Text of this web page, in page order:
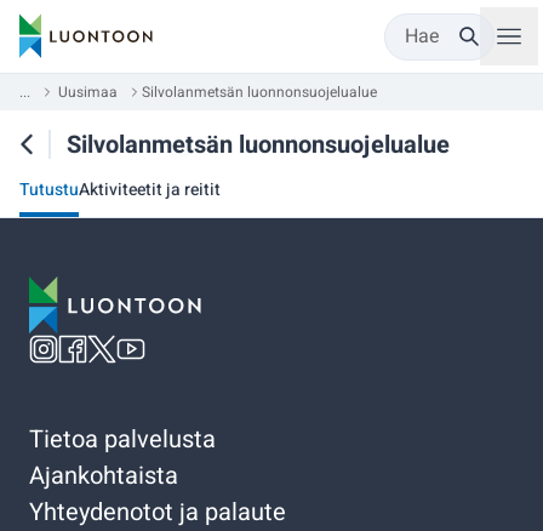
Hae
... Uusimaa Silvolanmetsän luonnonsuojelualue
Silvolanmetsän luonnonsuojelualue
TutustuAktiviteetit ja reitit
Tietoa palvelusta
Ajankohtaista
Yhteydenotot ja palaute